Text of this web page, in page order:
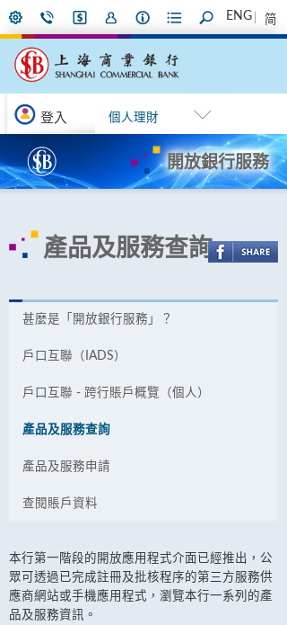
ENG 简
登入 個人理財
開放銀行服務
產品及服務查詢
甚麼是「開放銀行服務」？
戶口互聯（IADS）
戶口互聯 - 跨行賬戶概覽（個人）
產品及服務查詢
產品及服務申請
查閱賬戶資料
本行第一階段的開放應用程式介面已經推出，公
眾可透過已完成註冊及批核程序的第三方服務供
應商網站或手機應用程式，瀏覽本行一系列的產
品及服務資訊。